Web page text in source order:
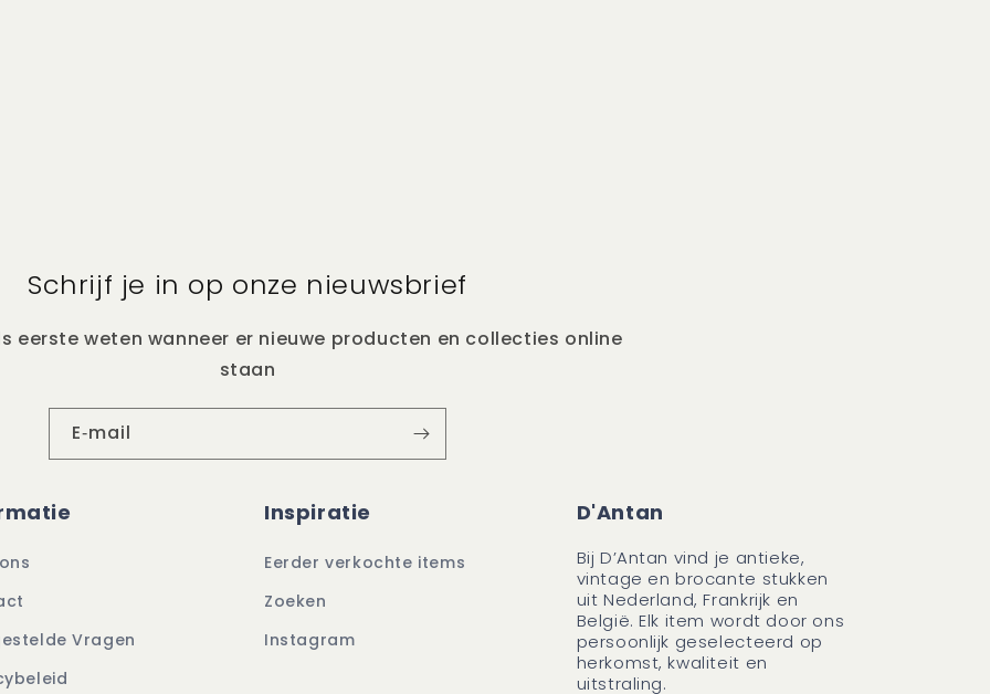
Schrijf je in op onze nieuwsbrief
eerste weten wanneer er nieuwe producten en collecties online
staan
E‑mail
Vragen
Inspiratie
Eerder verkochte items
Zoeken
Instagram
D'Antan
Bij D’Antan vind je antieke,
vintage en brocante stukken
uit Nederland, Frankrijk en
België. Elk item wordt door ons
persoonlijk geselecteerd op
herkomst, kwaliteit en
uitstraling.